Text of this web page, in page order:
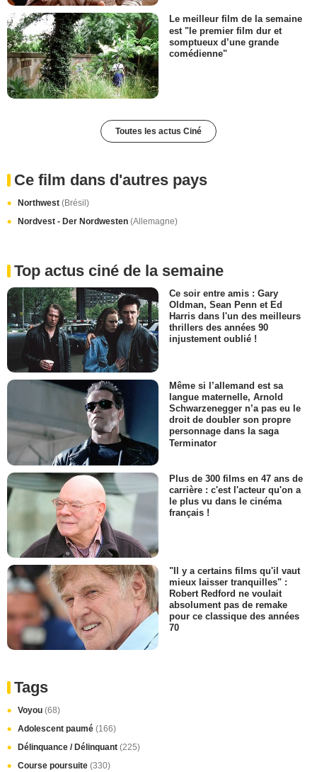
Le meilleur film de la semaine
est "le premier film dur et
somptueux d’une grande
comédienne"
Toutes les actus Ciné
Ce film dans d'autres pays
Northwest (Brésil)
Nordvest - Der Nordwesten (Allemagne)
Top actus ciné de la semaine
Ce soir entre amis : Gary
Oldman, Sean Penn et Ed
Harris dans l'un des meilleurs
thrillers des années 90
injustement oublié !
Même si l’allemand est sa
langue maternelle, Arnold
Schwarzenegger n’a pas eu le
droit de doubler son propre
personnage dans la saga
Terminator
Plus de 300 films en 47 ans de
carrière : c'est l'acteur qu'on a
le plus vu dans le cinéma
français !
"Il y a certains films qu'il vaut
mieux laisser tranquilles" :
Robert Redford ne voulait
absolument pas de remake
pour ce classique des années
70
Tags
Voyou (68)
Adolescent paumé (166)
Délinquance / Délinquant (225)
Course poursuite (330)